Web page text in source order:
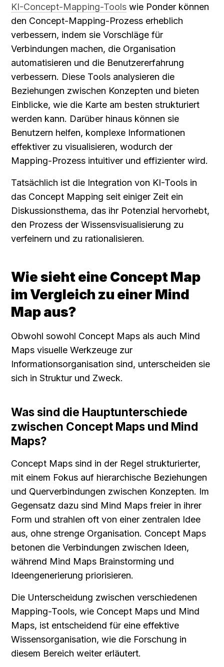
KI-Concept-Mapping-Tools wie Ponder können
den Concept-Mapping-Prozess erheblich
verbessern, indem sie Vorschläge für
Verbindungen machen, die Organisation
automatisieren und die Benutzererfahrung
verbessern. Diese Tools analysieren die
Beziehungen zwischen Konzepten und bieten
Einblicke, wie die Karte am besten strukturiert
werden kann. Darüber hinaus können sie
Benutzern helfen, komplexe Informationen
effektiver zu visualisieren, wodurch der
Mapping-Prozess intuitiver und effizienter wird.
Tatsächlich ist die Integration von KI-Tools in
das Concept Mapping seit einiger Zeit ein
Diskussionsthema, das ihr Potenzial hervorhebt,
den Prozess der Wissensvisualisierung zu
verfeinern und zu rationalisieren.
Wie sieht eine Concept Map
im Vergleich zu einer Mind
Map aus?
Obwohl sowohl Concept Maps als auch Mind
Maps visuelle Werkzeuge zur
Informationsorganisation sind, unterscheiden sie
sich in Struktur und Zweck.
Was sind die Hauptunterschiede
zwischen Concept Maps und Mind
Maps?
Concept Maps sind in der Regel strukturierter,
mit einem Fokus auf hierarchische Beziehungen
und Querverbindungen zwischen Konzepten. Im
Gegensatz dazu sind Mind Maps freier in ihrer
Form und strahlen oft von einer zentralen Idee
aus, ohne strenge Organisation. Concept Maps
betonen die Verbindungen zwischen Ideen,
während Mind Maps Brainstorming und
Ideengenerierung priorisieren.
Die Unterscheidung zwischen verschiedenen
Mapping-Tools, wie Concept Maps und Mind
Maps, ist entscheidend für eine effektive
Wissensorganisation, wie die Forschung in
diesem Bereich weiter erläutert.